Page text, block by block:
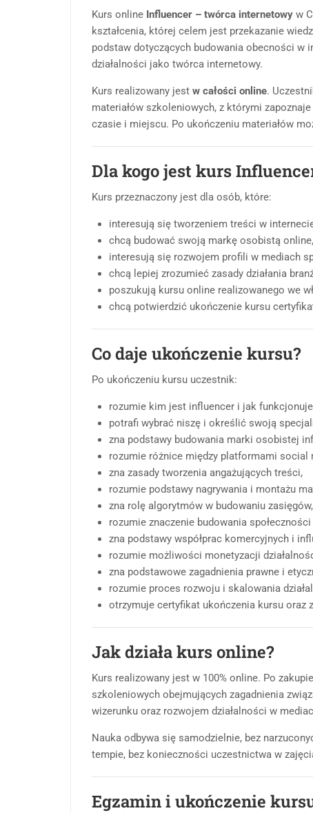
Kurs online Influencer – twórca internetowy w
kształcenia, której celem jest przekazanie
podstaw dotyczących budowania obecności w
działalności jako twórca internetowy.
Kurs realizowany jest w całości online.
materiałów szkoleniowych, z którymi
czasie i miejscu. Po ukończeniu materiałów
Dla kogo jest kurs
Kurs przeznaczony jest dla osób, które:
interesują się tworzeniem treści w
chcą budować swoją markę osobistą online,
interesują się rozwojem profili w mediach
chcą lepiej zrozumieć zasady działania
poszukują kursu online realizowanego we
chcą potwierdzić ukończenie kursu
Co daje ukończenie kursu?
Po ukończeniu kursu uczestnik:
rozumie kim jest influencer i jak
potrafi wybrać niszę i określić swoją
zna podstawy budowania marki osobistej
rozumie różnice między platformami social
zna zasady tworzenia angażujących treści,
rozumie podstawy nagrywania i montażu
zna rolę algorytmów w budowaniu zasięgów,
rozumie znaczenie budowania
zna podstawy współprac komercyjnych i
rozumie możliwości monetyzacji
zna podstawowe zagadnienia prawne i
rozumie proces rozwoju i skalowania
otrzymuje certyfikat ukończenia kursu oraz
Jak działa kurs online?
Kurs realizowany jest w 100% online. Po
szkoleniowych obejmujących zagadnienia
wizerunku oraz rozwojem działalności w
Nauka odbywa się samodzielnie, bez
tempie, bez konieczności uczestnictwa w
Egzamin i ukończenie